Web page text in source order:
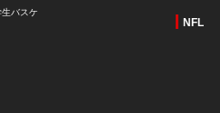
生バスケ
NFL